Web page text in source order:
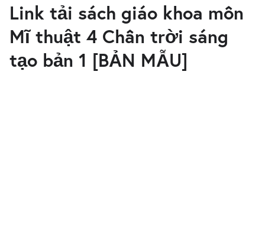
Link tải sách giáo khoa môn
Mĩ thuật 4 Chân trời sáng
tạo bản 1 [BẢN MẪU]